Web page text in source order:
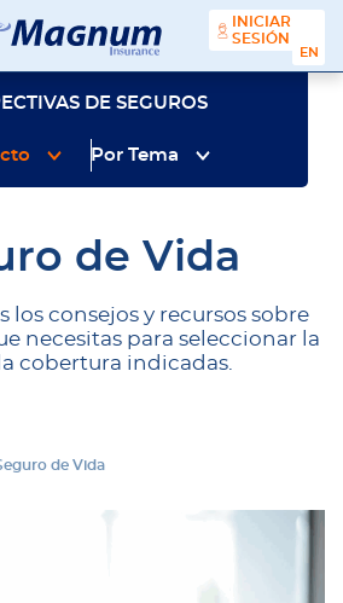
Seguros
Magnum
Agencia
de
Seguros
en
Chicago
y
INICIAR
SESIÓN
DE SEGUROS
Por Tema
de Vida
los consejos y recursos sobre
necesitas para seleccionar la
cobertura indicadas.
de Vida